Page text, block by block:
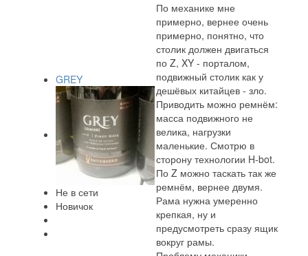
GREY
Не в сети
Новичок
По механике мне
примерно, вернее очень
примерно, понятно, что
столик должен двигаться
по Z, XY - порталом,
подвижный столик как у
дешёвых китайцев - зло.
Приводить можно ремнём:
масса подвижного не
велика, нагрузки
маленькие. Смотрю в
сторону технологии H-bot.
По Z можно таскать так же
ремнём, вернее двумя.
Рама нужна умеренно
крепкая, ну и
предусмотреть сразу ящик
вокруг рамы.